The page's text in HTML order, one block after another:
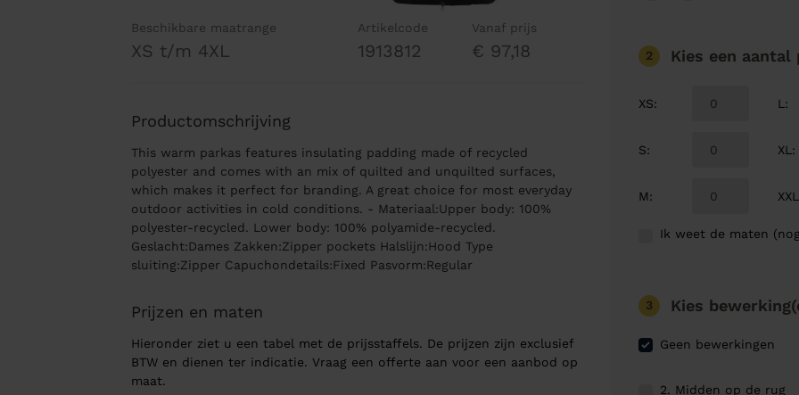
Beschikbare maatrange
XS t/m 4XL
Artikelcode
1913812
Vanaf prijs
€ 97,18
Productomschrijving
This warm parkas features insulating padding made of recycled
polyester and comes with an mix of quilted and unquilted surfaces,
which makes it perfect for branding. A great choice for most everyday
outdoor activities in cold conditions. - Materiaal:Upper body: 100%
polyester-recycled. Lower body: 100% polyamide-recycled.
Geslacht:Dames Zakken:Zipper pockets Halslijn:Hood Type
sluiting:Zipper Capuchondetails:Fixed Pasvorm:Regular
Prijzen en maten
Hieronder ziet u een tabel met de prijsstaffels. De prijzen zijn exclusief
BTW en dienen ter indicatie. Vraag een offerte aan voor een aanbod op
maat.
2 Kies een aantal
XS:
S:
M:
L :
XL :
XXL
Ik weet de maten
3 Kies
Geen bewerkingen
2. Midden op de rug